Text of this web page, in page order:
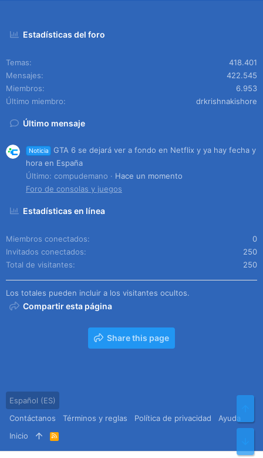
Estadísticas del foro
Temas
418.401
Mensajes
422.545
Miembros
6.953
Último miembro
drkrishnakishore
Último mensaje
Noticia
GTA 6 se dejará ver a fondo en Netflix y ya hay fecha y
hora en España
Último: compudemano
Hace un momento
Foro de consolas y juegos
Estadísticas en línea
Miembros conectados
0
Invitados conectados
250
Total de visitantes
250
Los totales pueden incluir a los visitantes ocultos.
Compartir esta página
Share this page
Español (ES)
Contáctanos
Términos y reglas Política de privacidad
Ayuda
Inicio
R
S
S